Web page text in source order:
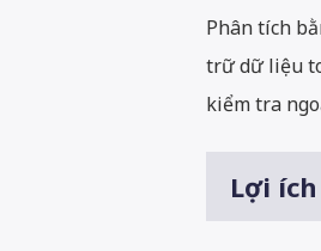
Phân tích
trữ dữ liệu
kiểm tra
Lợi